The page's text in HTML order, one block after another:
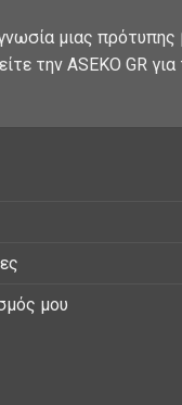
μιας
την ASEKO GR
μου